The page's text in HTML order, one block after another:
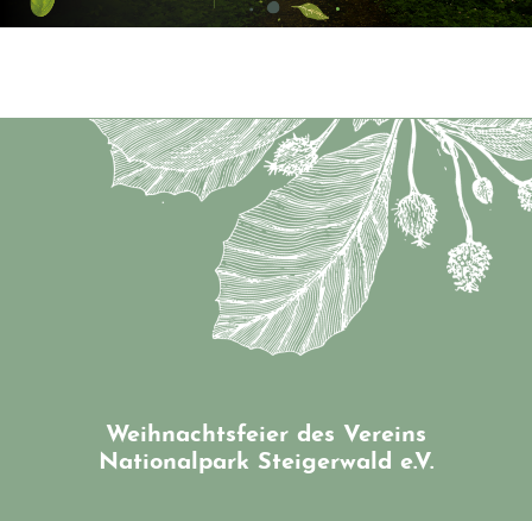
Weihnachtsfeier des Vereins
Nationalpark Steigerwald e.V.